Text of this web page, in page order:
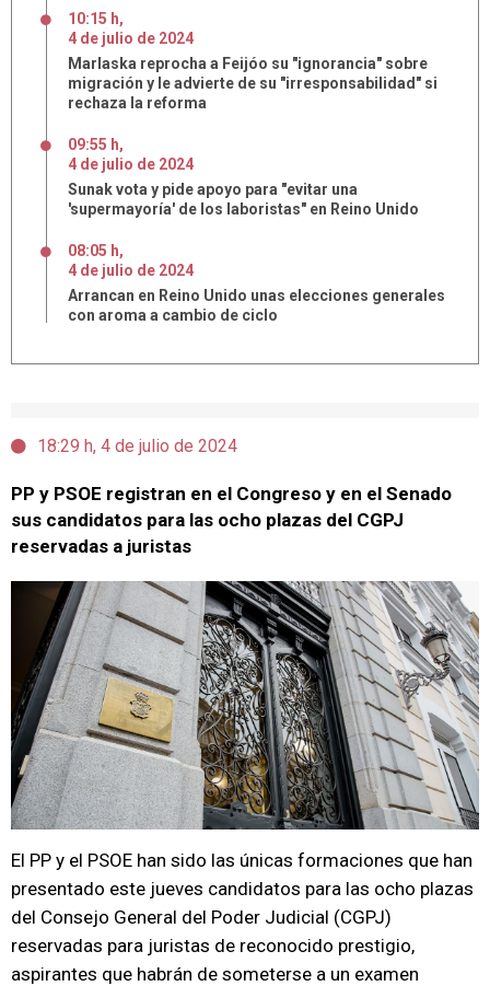
18:29 h, 4 de julio de 2024
PP y PSOE registran en el Congreso y en el Senado
sus candidatos para las ocho plazas del CGPJ
reservadas a juristas
El PP y el PSOE han sido las únicas formaciones que han
presentado este jueves candidatos para las ocho plazas
del Consejo General del Poder Judicial (CGPJ)
reservadas para juristas de reconocido prestigio,
aspirantes que habrán de someterse a un examen
10:15 h,
4 de julio de 2024
Marlaska reprocha a Feijóo su "ignorancia" sobre
migración y le advierte de su "irresponsabilidad" si
rechaza la reforma
09:55 h,
4 de julio de 2024
Sunak vota y pide apoyo para "evitar una
'supermayoría' de los laboristas" en Reino Unido
08:05 h,
4 de julio de 2024
Arrancan en Reino Unido unas elecciones generales
con aroma a cambio de ciclo